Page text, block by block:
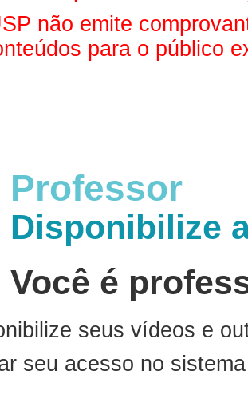
não emite
para o público
Professor
Disponibilize
Você é
seus vídeos e
seu acesso no